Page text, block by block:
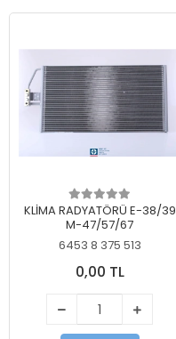
KLİMA RADYATÖRÜ E-38/39
M-47/57/67
6453 8 375 513
0,00 TL